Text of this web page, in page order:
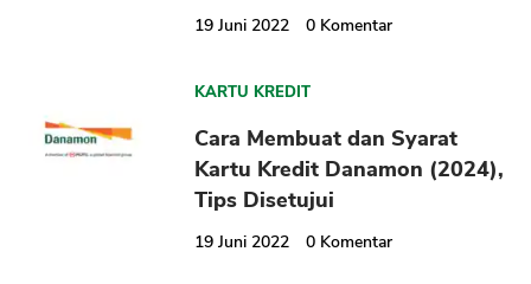
19 Juni 2022 0 Komentar
KARTU KREDIT
Cara Membuat dan Syarat
Kartu Kredit Danamon (2024),
Tips Disetujui
19 Juni 2022 0 Komentar